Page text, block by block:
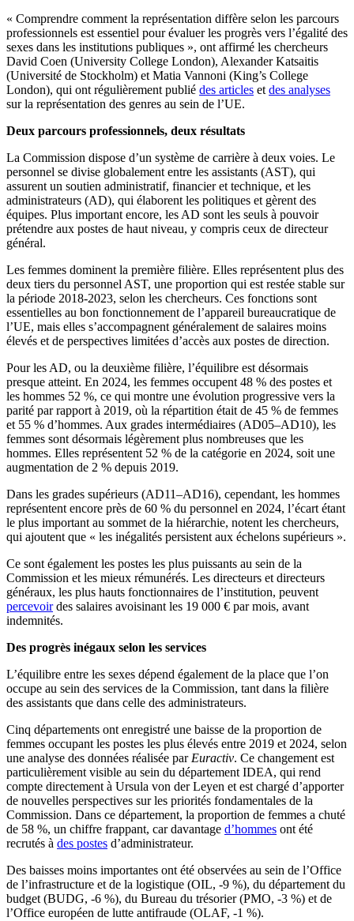
« Comprendre comment la représentation diffère selon les parcours
professionnels est essentiel pour évaluer les progrès vers l’égalité des
sexes dans les institutions publiques », ont affirmé les chercheurs
David Coen (University College London), Alexander Katsaitis
(Université de Stockholm) et Matia Vannoni (King’s College
London), qui ont régulièrement publié des articles et des analyses
sur la représentation des genres au sein de l’UE.
Deux parcours professionnels, deux résultats
La Commission dispose d’un système de carrière à deux voies. Le
personnel se divise globalement entre les assistants (AST), qui
assurent un soutien administratif, financier et technique, et les
administrateurs (AD), qui élaborent les politiques et gèrent des
équipes. Plus important encore, les AD sont les seuls à pouvoir
prétendre aux postes de haut niveau, y compris ceux de directeur
général.
Les femmes dominent la première filière. Elles représentent plus des
deux tiers du personnel AST, une proportion qui est restée stable sur
la période 2018-2023, selon les chercheurs. Ces fonctions sont
essentielles au bon fonctionnement de l’appareil bureaucratique de
l’UE, mais elles s’accompagnent généralement de salaires moins
élevés et de perspectives limitées d’accès aux postes de direction.
Pour les AD, ou la deuxième filière, l’équilibre est désormais
presque atteint. En 2024, les femmes occupent 48 % des postes et
les hommes 52 %, ce qui montre une évolution progressive vers la
parité par rapport à 2019, où la répartition était de 45 % de femmes
et 55 % d’hommes. Aux grades intermédiaires (AD05–AD10), les
femmes sont désormais légèrement plus nombreuses que les
hommes. Elles représentent 52 % de la catégorie en 2024, soit une
augmentation de 2 % depuis 2019.
Dans les grades supérieurs (AD11–AD16), cependant, les hommes
représentent encore près de 60 % du personnel en 2024, l’écart étant
le plus important au sommet de la hiérarchie, notent les chercheurs,
qui ajoutent que « les inégalités persistent aux échelons supérieurs ».
Ce sont également les postes les plus puissants au sein de la
Commission et les mieux rémunérés. Les directeurs et directeurs
généraux, les plus hauts fonctionnaires de l’institution, peuvent
percevoirdes salaires avoisinant les 19 000 € par mois, avant
indemnités.
Des progrès inégaux selon les services
L’équilibre entre les sexes dépend également de la place que l’on
occupe au sein des services de la Commission, tant dans la filière
des assistants que dans celle des administrateurs.
Cinq départements ont enregistré une baisse de la proportion de
femmes occupant les postes les plus élevés entre 2019 et 2024, selon
une analyse des données réalisée parEuractiv. Ce changement est
particulièrement visible au sein du département IDEA, qui rend
compte directement à Ursula von der Leyen et est chargé d’apporter
de nouvelles perspectives sur les priorités fondamentales de la
Commission. Dans ce département, la proportion de femmes a chuté
de 58 %, un chiffre frappant, car davantage d’hommes ont été
recrutés à des postes d’administrateur.
Des baisses moins importantes ont été observées au sein de l’Office
de l’infrastructure et de la logistique (OIL, -9 %), du département du
budget (BUDG, -6 %), du Bureau du trésorier (PMO, -3 %) et de
l’Office européen de lutte antifraude (OLAF, -1 %).